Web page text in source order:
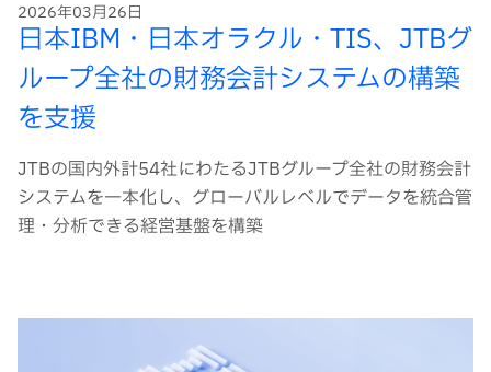
2026年03月26日
日本IBM・日本オラクル・TIS、JTBグ
ループ全社の財務会計システムの構築
を支援
JTBの国内外計54社にわたるJTBグループ全社の財務会計
システムを一本化し、グローバルレベルでデータを統合管
理・分析できる経営基盤を構築